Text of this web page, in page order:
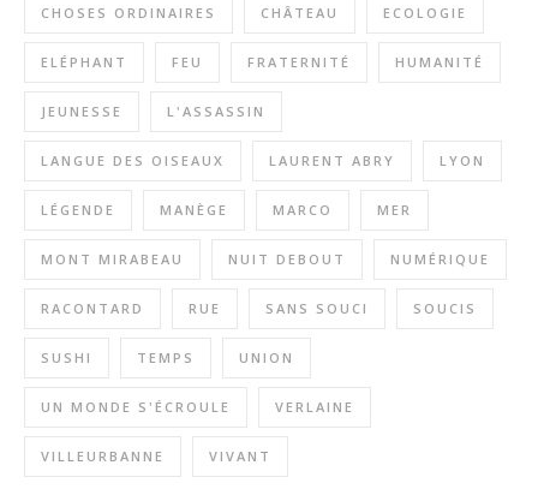
CHOSES ORDINAIRES CHÂTEAU ECOLOGIE
ELÉPHANT FEU FRATERNITÉ HUMANITÉ
JEUNESSE L'ASSASSIN
LANGUE DES OISEAUX LAURENT ABRY LYON
LÉGENDE MANÈGE MARCO MER
MONT MIRABEAU NUIT DEBOUT NUMÉRIQUE
RACONTARD RUE SANS SOUCI SOUCIS
SUSHI TEMPS UNION
UN MONDE S'ÉCROULE VERLAINE
VILLEURBANNE VIVANT